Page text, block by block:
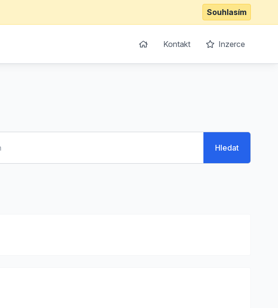
Souhlasím
Kontakt Inzerce
Hledat